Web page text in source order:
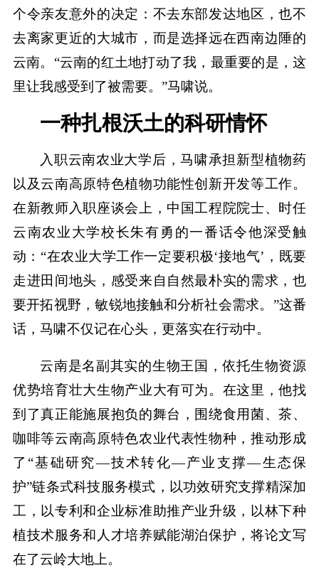
个令亲友意外的决定：不去东部发达地区，也不
去离家更近的大城市，而是选择远在西南边陲的
云南。“云南的红土地打动了我，最重要的是，这
里让我感受到了被需要。”马啸说。
一种扎根沃土的科研情怀
入职云南农业大学后，马啸承担新型植物药
以及云南高原特色植物功能性创新开发等工作。
在新教师入职座谈会上，中国工程院院士、时任
云南农业大学校长朱有勇的一番话令他深受触
动：“在农业大学工作一定要积极‘接地气’，既要
走进田间地头，感受来自自然最朴实的需求，也
要开拓视野，敏锐地接触和分析社会需求。”这番
话，马啸不仅记在心头，更落实在行动中。
云南是名副其实的生物王国，依托生物资源
优势培育壮大生物产业大有可为。在这里，他找
到了真正能施展抱负的舞台，围绕食用菌、茶、
咖啡等云南高原特色农业代表性物种，推动形成
了“基础研究—技术转化—产业支撑—生态保
护”链条式科技服务模式，以功效研究支撑精深加
工，以专利和企业标准助推产业升级，以林下种
植技术服务和人才培养赋能湖泊保护，将论文写
在了云岭大地上。